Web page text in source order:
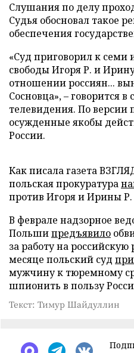
Слушания по делу
Судья обосновал такое
обеспечения
«Суд приговорил к
свободы Игоря Р. и
отношении россиян...
Сосновца», – говорится
телевидения. По версии
осужденные якобы
России.
Как писала газета
польская прокуратура
против Игоря и Ирины Р.
В феврале надзорное
Польшипредъявило
за работу на
месяце польский суд
мужчину к тюремному
шпионить в пользу
Текст: Тимур Шайдуллин